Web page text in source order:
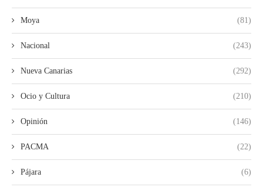
Moya (81)
Nacional (243)
Nueva Canarias (292)
Ocio y Cultura (210)
Opinión (146)
PACMA (22)
Pájara (6)